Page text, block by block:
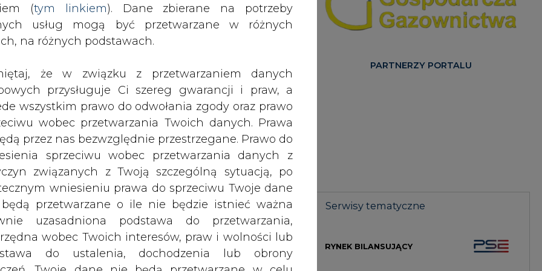
usług mogą być przetwarzane w różnych
na różnych podstawach.
przysługuje Ci szereg gwarancji i praw, a
wszystkim prawo do odwołania zgody oraz prawo
wobec przetwarzania Twoich danych. Prawa
przez nas bezwzględnie przestrzegane. Prawo do
sprzeciwu wobec przetwarzania danych z
związanych z Twoją szczególną sytuacją, po
wniesieniu prawa do sprzeciwu Twoje dane
przetwarzane o ile nie będzie istnieć ważna
uzasadniona podstawa do przetwarzania,
wobec Twoich interesów, praw i wolności lub
do ustalenia, dochodzenia lub obrony
Twoje dane nie będą przetwarzane w celu
własnego po zgłoszeniu sprzeciwu. Jeżeli
Nie był to pracownik Gaz-
są obecnie badane -
Systemu Mariusz Kozłowski.
i bliskim ofiary" - dodał Kozłowski.
w Przemyślu Damian Brzyski, do wypadku doszło
zginął na miejscu. Na miejscu wypadku wciąż
potwierdzam, że na miejscu doszło do wybuchu
strażaków Marcin Betleja, strażacy, którzy
w reanimacji ok. 50-letniego mężczyzny. "Lekarz,